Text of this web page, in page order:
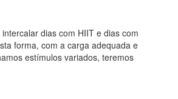
dias com HIIT e dias com
forma, com a carga adequada e
estímulos variados, teremos